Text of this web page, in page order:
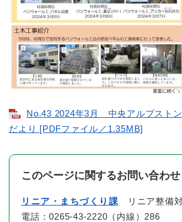
No.43 2024年3月 中央アルプストン
だより [PDFファイル／1.35MB]
このページに関するお問い合わせ
リニア・まちづくり課 リニア整備
電話：0265-43-2220（内線）286